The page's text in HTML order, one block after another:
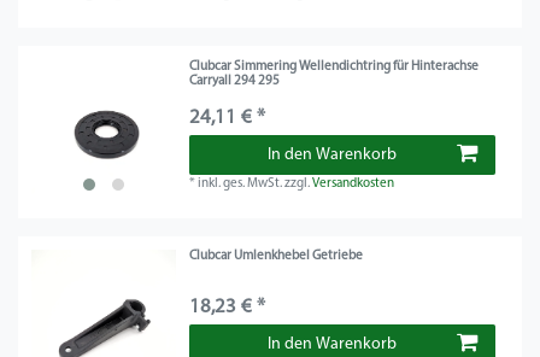
Clubcar Simmering Wellendichtring für Hinterachse
Carryall 294 295
24,11 € *
In den Warenkorb
*inkl. ges. MwSt.zzgl.Versandkosten
Clubcar Umlenkhebel Getriebe
18,23 € *
In den Warenkorb